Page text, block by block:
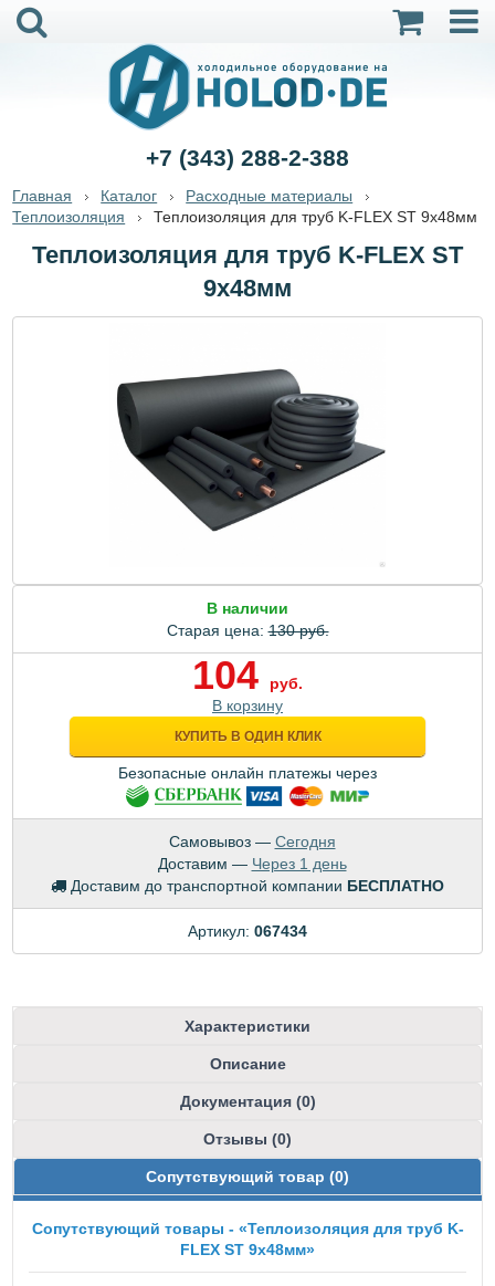
+7 (343) 288-2-388
Главная Каталог
Расходные материалы
Теплоизоляция
Теплоизоляция для труб K-FLEX ST 9x48мм
Теплоизоляция для труб K-FLEX ST
9x48мм
В наличии
Старая цена:130 руб.
104
руб.
В корзину
КУПИТЬ В ОДИН КЛИК
Безопасные онлайн платежы через
Самовывоз — Сегодня
Доставим — Через 1 день
Доставим до транспортной компании БЕСПЛАТНО
Артикул: 067434
Характеристики
Описание
Документация (0)
Отзывы (0)
Сопутствующий товар (0)
Сопутствующий товары - «Теплоизоляция для труб K-
FLEX ST 9x48мм»